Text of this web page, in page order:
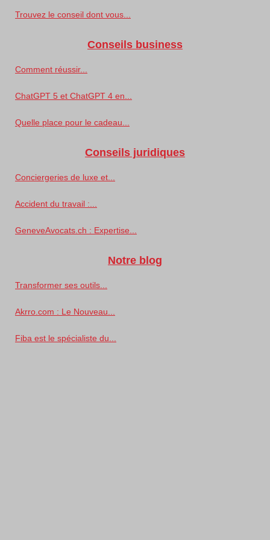
Trouvez le conseil dont vous...
Conseils business
Comment réussir...
ChatGPT 5 et ChatGPT 4 en...
Quelle place pour le cadeau...
Conseils juridiques
Conciergeries de luxe et...
Accident du travail :...
GeneveAvocats.ch : Expertise...
Notre blog
Transformer ses outils...
Akrro.com : Le Nouveau...
Fiba est le spécialiste du...